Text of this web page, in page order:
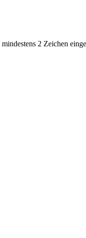
2 Zeichen